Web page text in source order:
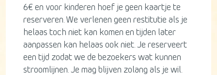
6€ en voor kinderen hoef je geen kaartje te
reserveren. We verlenen geen restitutie als je
helaas toch niet kan komen en tijden later
aanpassen kan helaas ook niet. Je reserveert
een tijd zodat we de bezoekers wat kunnen
stroomlijnen. Je mag blijven zolang als je wil.